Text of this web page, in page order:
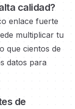
calidad?
enlace fuerte
multiplicar tu
que cientos de
datos para
de